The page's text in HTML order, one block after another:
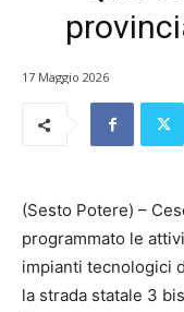
17 Maggio 2026
(Sesto Potere) –
programmato le
impianti tecnologici
la strada statale 3